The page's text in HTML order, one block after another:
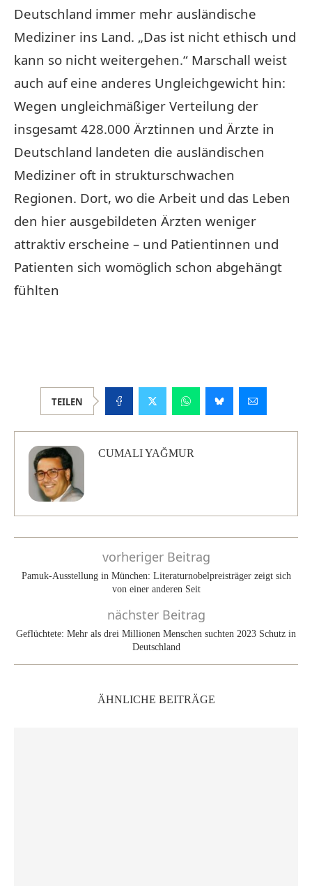
Deutschland immer mehr ausländische
Mediziner ins Land. „Das ist nicht ethisch und
kann so nicht weitergehen.“ Marschall weist
auch auf eine anderes Ungleichgewicht hin:
Wegen ungleichmäßiger Verteilung der
insgesamt 428.000 Ärztinnen und Ärzte in
Deutschland landeten die ausländischen
Mediziner oft in strukturschwachen
Regionen. Dort, wo die Arbeit und das Leben
den hier ausgebildeten Ärzten weniger
attraktiv erscheine – und Patientinnen und
Patienten sich womöglich schon abgehängt
fühlten
TEILEN
CUMALI YAĞMUR
vorheriger Beitrag
Pamuk-Ausstellung in München: Literaturnobelpreisträger zeigt sich
von einer anderen Seit
nächster Beitrag
Geflüchtete: Mehr als drei Millionen Menschen suchten 2023 Schutz in
Deutschland
ÄHNLICHE BEITRÄGE